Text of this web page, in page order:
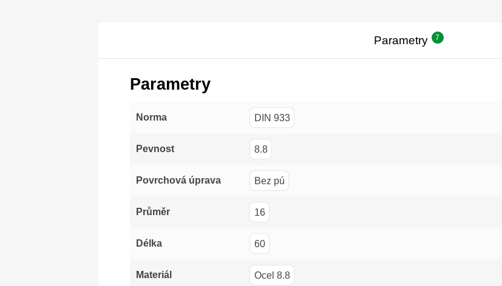
Parametry 7
Parametry
Norma DIN 933
Pevnost 8.8
Povrchová úprava Bez pú
Průměr 16
Délka 60
Materiál Ocel 8.8